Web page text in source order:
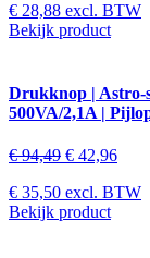
€ 28,88 excl. BTW
Bekijk product
Drukknop | Astro-
500VA/2,1A |
€94,49 € 42,96
€ 35,50 excl. BTW
Bekijk product